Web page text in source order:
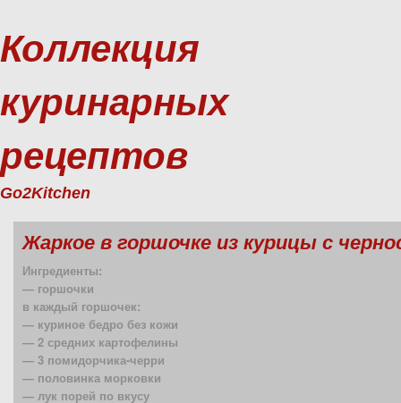
Коллекция
куринарных
рецептов
Go2Kitchen
Жаркое в горшочке из курицы с
Ингредиенты:
— горшочки
в каждый горшочек:
— куриное бедро без кожи
— 2 средних картофелины
— 3 помидорчика-черри
— половинка морковки
— лук порей по вкусу